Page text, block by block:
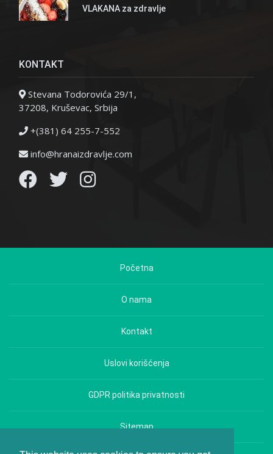
VLAKANA za zdravlje
KONTAKT
Stevana Todorovića 29/1,
37208, Kruševac, Srbija
+(381) 64 255-7-552
info@hranaizdravlje.com
Početna
O nama
Kontakt
Uslovi korišćenja
GDPR politika privatnosti
Sitemap